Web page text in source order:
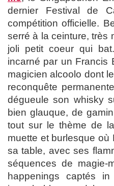
dernier Festival de
compétition officielle.
serré à la ceinture, très
joli petit coeur qui
incarné par un Francis
magicien alcoolo dont
reconquête
dégueule son whisky
bien glauque, de
tout sur le thème de
muette et burlesque
sa table, avec ses
séquences de magie-
happenings captés